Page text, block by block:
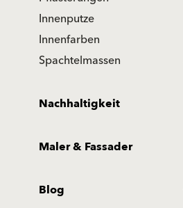
Innenputze
Innenfarben
Spachtelmassen
Nachhaltigkeit
Maler & Fassader
Blog